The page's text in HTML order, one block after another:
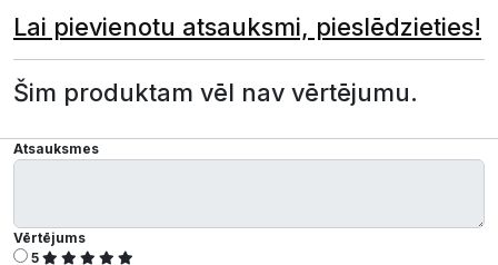
Lai pievienotu atsauksmi, pieslēdzieties!
Šim produktam vēl nav vērtējumu.
Atsauksmes
Vērtējums
5